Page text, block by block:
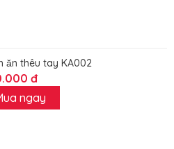
ăn thêu tay KA002
đ
ngay